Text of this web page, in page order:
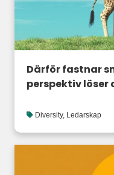
Därför fastnar
perspektiv löser
Diversity, Ledarskap